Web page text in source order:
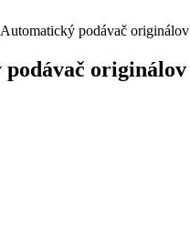
podávač originálov
originálov